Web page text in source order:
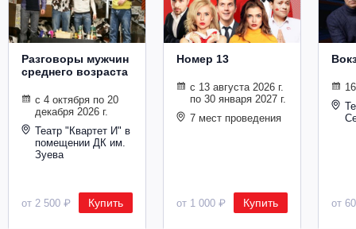
Разговоры мужчин
среднего возраста
с 4 октября по 20
декабря 2026 г.
Театр "Квартет И" в
помещении ДК им.
Зуева
от 2 500 ₽ Купить
Номер 13
с 13 августа 2026 г.
по 30 января 2027 г.
7 мест проведения
от 1 000 ₽ Купить от